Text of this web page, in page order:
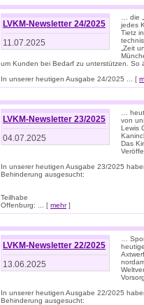
LVKM-Newsletter 24/2025
11.07.2025
… die
jedes
Tietz
„Zeit
um Kunden bei Bedarf zu unterstützen.
In unserer heutigen Ausgabe 24/2025 ... [
LVKM-Newsletter 23/2025
04.07.2025
…
von
Lewis
Das
In unserer heutigen Ausgabe 23/2025
Behinderung ausgesucht:
Teilhabe
Offenburg: ... [ mehr]
LVKM-Newsletter 22/2025
13.06.2025
…
In unserer heutigen Ausgabe 22/2025
Behinderung ausgesucht: